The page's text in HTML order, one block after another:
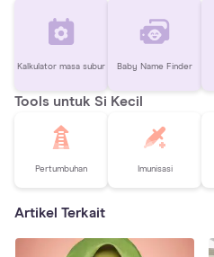
Kalkulator masa subur Baby Name Finder
Tools untuk Si Kecil
Pertumbuhan Imunisasi
Artikel Terkait